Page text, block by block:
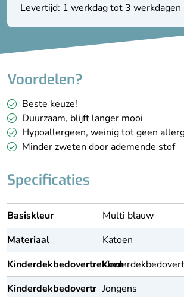
Levertijd: 1 werkdag tot 3 werkdagen
Voordelen?
Beste keuze!
Duurzaam, blijft langer mooi
Hypoallergeen, weinig tot geen
Minder zweten door ademende stof
Specificaties
Basiskleur
Multi blauw
Materiaal
Katoen
Kinderdekbedovertrekken
Kinderdekbedovertrekken
Jongens